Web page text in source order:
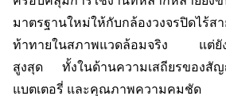
มาตรฐานใหม่ให้กับกล้องวงจรปิดไร้ส
ท้าทายในสภาพแวดล้อมจริง แต่ยัง
สูงสุด ทั้งในด้านความเสถียรของ
แบตเตอรี่ และคุณภาพความคมชัด